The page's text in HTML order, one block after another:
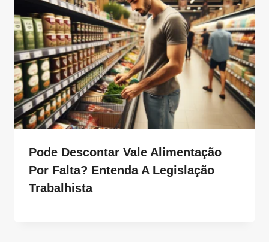
Pode Descontar Vale Alimentação
Por Falta? Entenda A Legislação
Trabalhista